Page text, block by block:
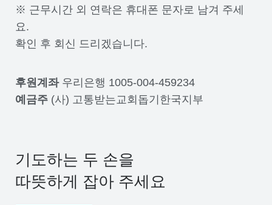
※ 근무시간 외 연락은 휴대폰 문자로 남겨 주세
요.
확인 후 회신 드리겠습니다.
후원계좌우리은행 1005-004-459234
예금주 (사) 고통받는교회돕기한국지부
기도하는 두 손을
따뜻하게 잡아 주세요